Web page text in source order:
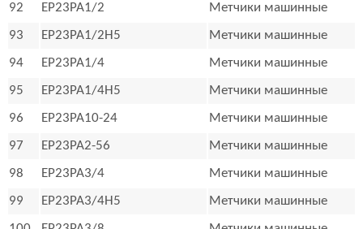
92
EP23PA1/2
Метчики машинные
93
EP23PA1/2H5
Метчики машинные
94
EP23PA1/4
Метчики машинные
95
EP23PA1/4H5
Метчики машинные
96
EP23PA10-24
Метчики машинные
97
EP23PA2-56
Метчики машинные
98
EP23PA3/4
Метчики машинные
99
EP23PA3/4H5
Метчики машинные